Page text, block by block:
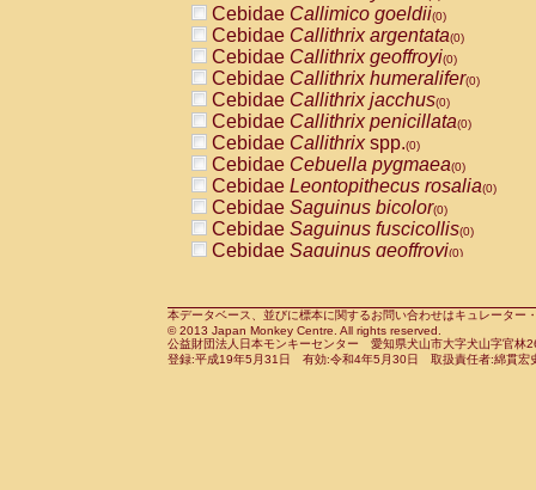
PitheciidaeCallicebus moloch
PitheciidaeCallicebus torquatus
PitheciidaeCallicebusspp.(0)
PitheciidaeChiropotes satanas(0)
PitheciidaePithecia monachus
PitheciidaePithecia pithecia(0)
CercopithecidaeCercocebus agilis
CercopithecidaeCercocebus
CercopithecidaeCercocebus
CercopithecidaeCercocebus
CercopithecidaeCercocebus
CercopithecidaeCercocebushybrid
CercopithecidaePapio anubis(0)
CercopithecidaePapio cynocephalus
CercopithecidaePapio hamadryas(0)
Cebidae Callimico goeldii(0)
Cebidae Callithrix argentata(0)
Cebidae Callithrix geoffroyi(0)
Cebidae Callithrix humeralifer(0)
Cebidae Callithrix jacchus(0)
Cebidae Callithrix penicillata(0)
Cebidae Callithrixspp.(0)
Cebidae Cebuella pygmaea(0)
Cebidae Leontopithecus rosalia(0)
Cebidae Saguinus bicolor(0)
Cebidae Saguinus fuscicollis(0)
Cebidae Saguinus geoffroyi(0)
CebidaeSaguinus leucopus(0)
CebidaeSaguinus midas(0)
Cebidae Saguinus mystax(0)
本データベース、並びに標本に関するお問い合わせはキュレータ
© 2013 Japan Monkey Centre. All rights reserved.
公益財団法人日本モンキーセンター 愛知県犬山市大字犬山字官
登録:平成19年5月31日 有効:令和4年5月30日 取扱責任者:綿貫宏